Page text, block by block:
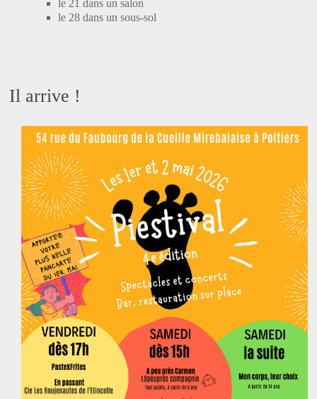
le 21 dans un salon
le 28 dans un sous-sol
Il arrive !